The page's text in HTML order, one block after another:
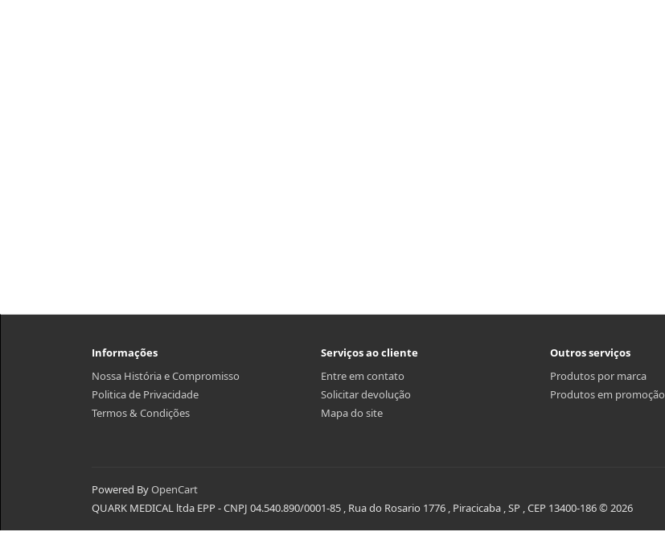
Informações
Nossa História e Compromisso
Politica de Privacidade
Termos & Condições
Serviços ao cliente
Entre em contato
Solicitar devolução
Mapa do site
Outros serviços
Produtos por marca
Produtos em promoção
Powered ByOpenCart
QUARK MEDICAL ltda EPP - CNPJ 04.540.890/0001-85 , Rua do Rosario 1776 , Piracicaba , SP , CEP 13400-186 © 2026